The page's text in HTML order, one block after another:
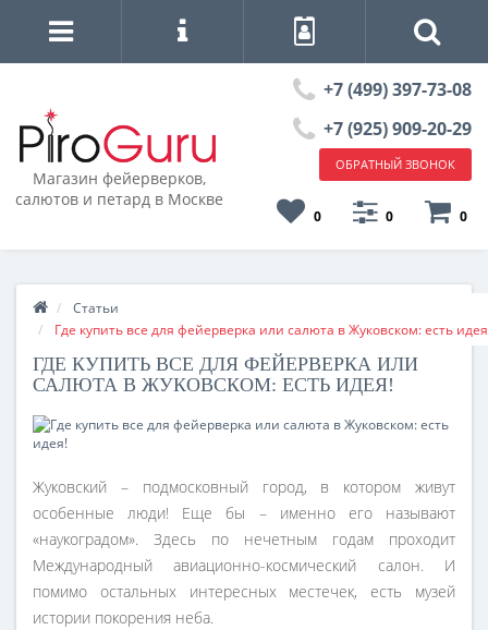
Магазин фейерверков,
салютов и петард в Москве
+7 (499) 397-73-08
+7 (925) 909-20-29
ОБРАТНЫЙ ЗВОНОК
0 0 0
Статьи
Где купить все для фейерверка или салюта в Жуковском: есть
ГДЕ КУПИТЬ ВСЕ ДЛЯ ФЕЙЕРВЕРКА ИЛИ
САЛЮТА В ЖУКОВСКОМ: ЕСТЬ ИДЕЯ!
Жуковский – подмосковный город, в котором живут
особенные люди! Еще бы – именно его называют
«наукоградом». Здесь по нечетным годам проходит
Международный авиационно-космический салон. И
помимо остальных интересных местечек, есть музей
истории покорения неба.